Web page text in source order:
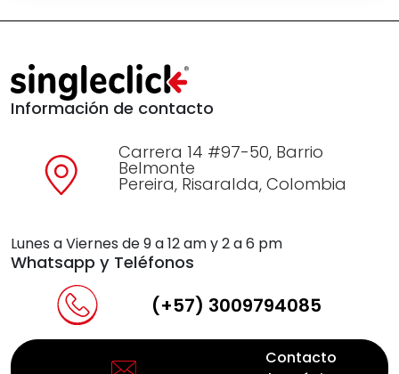
Información de contacto
Carrera 14 #97-50, Barrio
Belmonte
Pereira, Risaralda, Colombia
Lunes a Viernes de 9 a 12 am y 2 a 6 pm
Whatsapp y Teléfonos
(+57) 3009794085
Contacto